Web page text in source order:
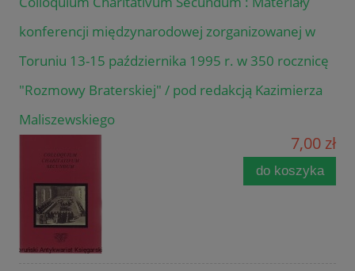
konferencji międzynarodowej zorganizowanej w
Toruniu 13-15 października 1995 r. w 350 rocznicę
"Rozmowy Braterskiej" / pod redakcją Kazimierza
Maliszewskiego
7,00 zł
do koszyka